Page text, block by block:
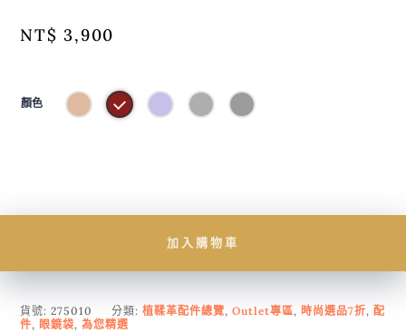
NT$ 3,900
顏色
加入購物車
貨號:275010 分類:植鞣革配件總覽,Outlet專區, 時尚選品7折,配
件, 眼鏡袋,為您精選